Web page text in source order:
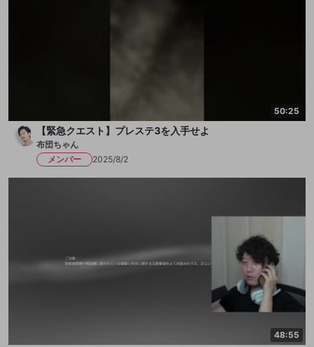
50:25
【緊急クエスト】プレステ3を入手せよ
布団ちゃん
メンバー
2025/8/2
48:55